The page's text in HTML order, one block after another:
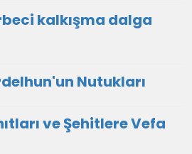
kalkışma dalga
Nutukları
ve Şehitlere Vefa